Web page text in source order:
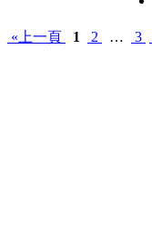
«上一頁 1 2 … 3